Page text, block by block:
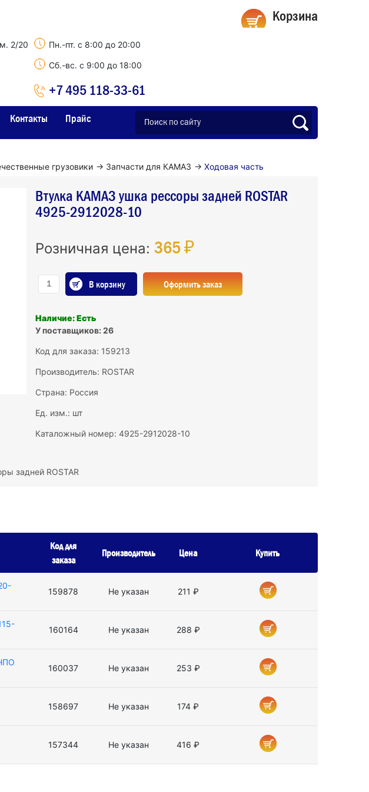
2/20 Пн.-пт. с 8:00 до 20:00
Сб.-вс. с 9:00 до 18:00
+7 495 118-33-61
Корзина
Контакты Прайс
грузовики → Запчасти для КАМАЗ → Ходовая часть
Втулка КАМАЗ ушка рессоры задней ROSTAR
4925-2912028-10
Розничная цена: 365 ₽
В корзину Оформить заказ
Наличие: Есть
У поставщиков: 26
Код для заказа: 159213
Производитель: ROSTAR
Страна: Россия
Ед. изм.: шт
Каталожный номер: 4925-2912028-10
задней ROSTAR
Код для
заказа
Производитель Цена Купить
159878 Не указан 211 ₽
160164 Не указан 288 ₽
160037 Не указан 253 ₽
158697 Не указан 174 ₽
157344 Не указан 416 ₽